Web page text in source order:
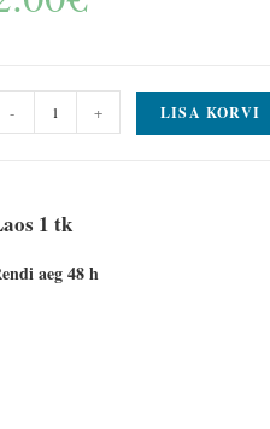
- + LISA KORVI
1 tk
aeg 48 h